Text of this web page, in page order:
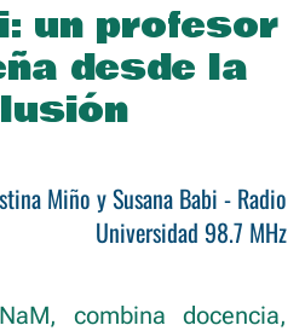
un profesor
desde la
Miño y Susana Babi - Radio
Universidad 98.7 MHz
combina docencia,